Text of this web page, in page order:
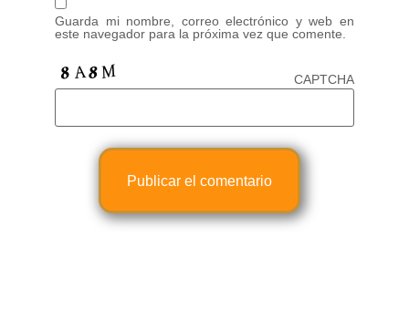
Guarda mi nombre, correo electrónico y web en
este navegador para la próxima vez que comente.
CAPTCHA